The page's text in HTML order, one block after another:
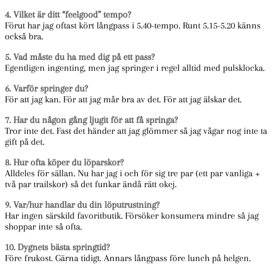
4. Vilket är ditt “feelgood” tempo?
Förut har jag oftast kört långpass i 5.40-tempo. Runt 5.15-5.20 känns
också bra.
5. Vad måste du ha med dig på ett pass?
Egentligen ingenting, men jag springer i regel alltid med pulsklocka.
6. Varför springer du?
För att jag kan. För att jag mår bra av det. För att jag älskar det.
7. Har du någon gång ljugit för att få springa?
Tror inte det. Fast det händer att jag glömmer så jag vågar nog inte ta
gift på det.
8. Hur ofta köper du löparskor?
Alldeles för sällan. Nu har jag i och för sig tre par (ett par vanliga +
två par trailskor) så det funkar ändå rätt okej.
9. Var/hur handlar du din löputrustning?
Har ingen särskild favoritbutik. Försöker konsumera mindre så jag
shoppar inte så ofta.
10. Dygnets bästa springtid?
Före frukost. Gärna tidigt. Annars långpass före lunch på helgen.